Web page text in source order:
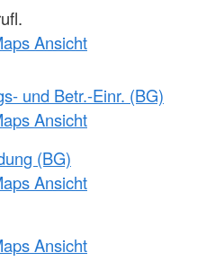
Ansicht
und Betr.-Einr. (BG)
Ansicht
(BG)
Ansicht
Ansicht